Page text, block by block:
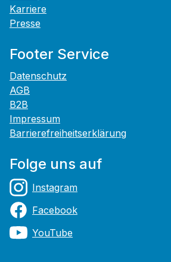
Karriere
Presse
Footer Service
Datenschutz
AGB
B2B
Impressum
Barrierefreiheitserklärung
Folge uns auf
Instagram
Facebook
YouTube